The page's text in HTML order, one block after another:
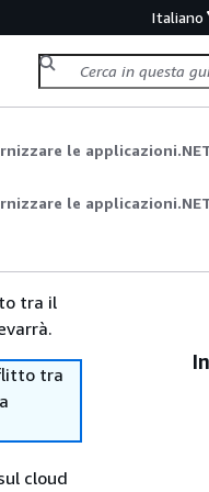
Italiano
le
le
tra il
tra
cloud